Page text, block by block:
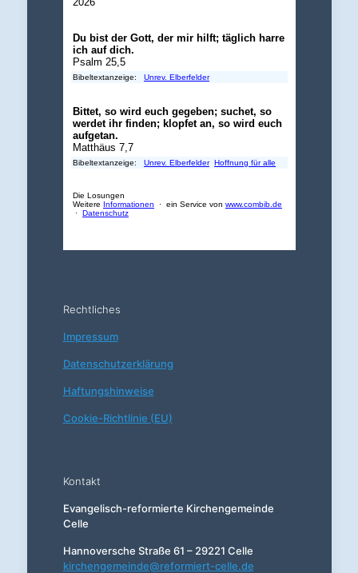
Rechtliches
Impressum
Datenschutzerklärung
Haftungshinweise
Cookie-Richtlinie (EU)
Kontakt
Evangelisch-reformierte Kirchengemeinde
Celle
Hannoversche Straße 61 – 29221 Celle
kirchengemeinde@reformiert-celle.de